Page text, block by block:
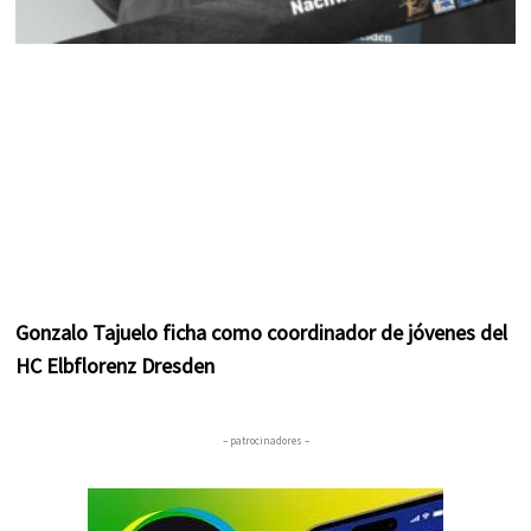
Gonzalo Tajuelo ficha como coordinador de jóvenes del
HC Elbflorenz Dresden
– patrocinadores –